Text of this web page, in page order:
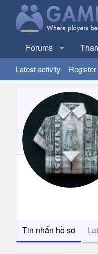
Forums
Latest activity Register
Tin nhắn hồ sơ